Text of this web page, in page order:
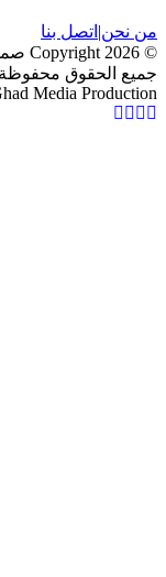
من نحن| اتصل بنا
© 2026 Copyright صمود. Powered by
جميع الحقوق محفوظة 2021©
Media Production